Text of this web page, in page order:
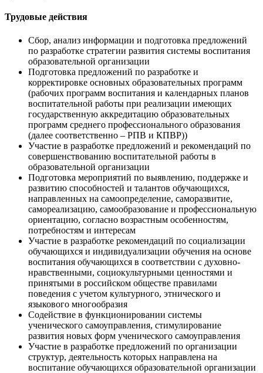
Трудовые действия
Сбор, анализ информации и подготовка предложений
по разработке стратегии развития системы воспитания
образовательной организации
Подготовка предложений по разработке и
корректировке основных образовательных программ
(рабочих программ воспитания и календарных планов
воспитательной работы при реализации имеющих
государственную аккредитацию образовательных
программ среднего профессионального образования
(далее соответственно – РПВ и КПВР))
Участие в разработке предложений и рекомендаций по
совершенствованию воспитательной работы в
образовательной организации
Подготовка мероприятий по выявлению, поддержке и
развитию способностей и талантов обучающихся,
направленных на самоопределение, саморазвитие,
самореализацию, самообразование и профессиональную
ориентацию, согласно возрастным особенностям,
потребностям и интересам
Участие в разработке рекомендаций по социализации
обучающихся и индивидуализации обучения на основе
воспитания обучающихся в соответствии с духовно-
нравственными, социокультурными ценностями и
принятыми в российском обществе правилами
поведения с учетом культурного, этнического и
языкового многообразия
Содействие в функционировании системы
ученического самоуправления, стимулирование
развития новых форм ученического самоуправления
Участие в разработке предложений по организации
структур, деятельность которых направлена на
воспитание обучающихся образовательной организации